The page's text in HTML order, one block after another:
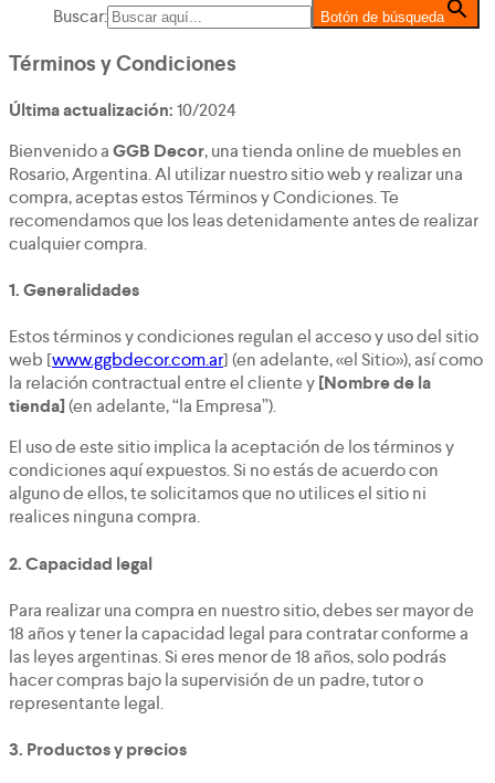
Buscar: Botón de búsqueda
Términos y Condiciones
Última actualización:10/2024
Bienvenido aGGB Decor, una tienda online de muebles en
Rosario, Argentina. Al utilizar nuestro sitio web y realizar una
compra, aceptas estos Términos y Condiciones. Te
recomendamos que los leas detenidamente antes de realizar
cualquier compra.
1.Generalidades
Estos términos y condiciones regulan el acceso y uso del sitio
web [www.ggbdecor.com.ar] (en adelante, «el Sitio»), así como
la relación contractual entre el cliente y[Nombre de la
tienda](en adelante, “la Empresa”).
El uso de este sitio implica la aceptación de los términos y
condiciones aquí expuestos. Si no estás de acuerdo con
alguno de ellos, te solicitamos que no utilices el sitio ni
realices ninguna compra.
2.Capacidad legal
Para realizar una compra en nuestro sitio, debes ser mayor de
18 años y tener la capacidad legal para contratar conforme a
las leyes argentinas. Si eres menor de 18 años, solo podrás
hacer compras bajo la supervisión de un padre, tutor o
representante legal.
3. Productos y precios